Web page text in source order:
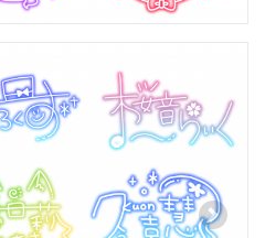
Next